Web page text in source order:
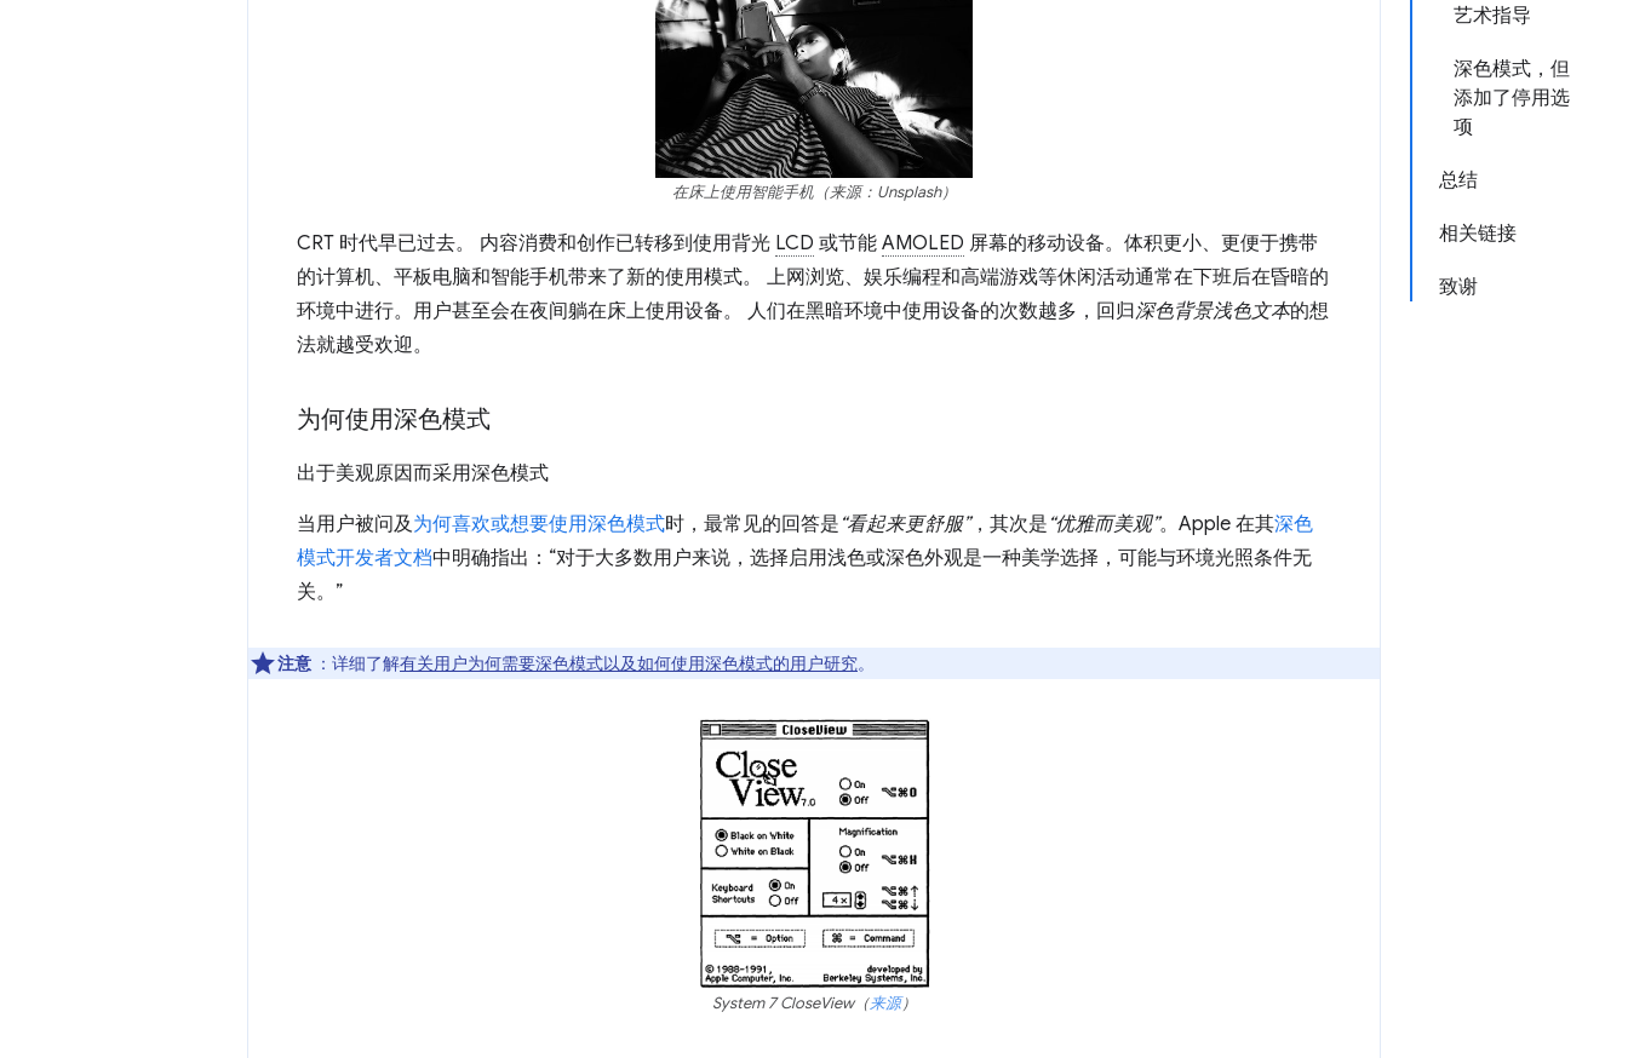
艺术指导
深色模式，但
添加了停用选
项
总结
相关链接
致谢
在床上使用智能手机（来源：Unsplash）
CRT 时代早已过去。 内容消费和创作已转移到使用背光 LCD 或节能 AMOLED 屏幕的移动设备。体积更小、更便于携带
的计算机、平板电脑和智能手机带来了新的使用模式。 上网浏览、娱乐编程和高端游戏等休闲活动通常在下班后在昏暗的
环境中进行。用户甚至会在夜间躺在床上使用设备。 人们在黑暗环境中使用设备的次数越多，回归深色背景浅色文本的想
法就越受欢迎。
为何使用深色模式
出于美观原因而采用深色模式
当用户被问及 为何喜欢或想要使用深色模式时，最常见的回答是 “看起来更舒服”，其次是 “优雅而美观”。Apple 在其深色
模式开发者文档中明确指出：“对于大多数用户来说，选择启用浅色或深色外观是一种美学选择，可能与环境光照条件无
关。”
注意 ：详细了解有关用户为何需要深色模式以及如何使用深色模式的用户研究。
System 7 CloseView（来源）